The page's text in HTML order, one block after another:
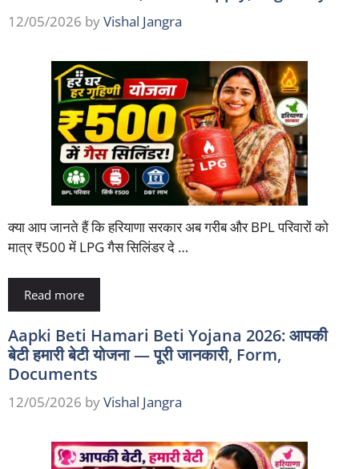
12/05/2026 byVishal Jangra
क्या आप जानते हैं कि हरियाणा सरकार अब गरीब और BPL परिवारों को
मात्र ₹500 में LPG गैस सिलिंडर दे …
Read more
Aapki Beti Hamari Beti Yojana 2026: आपकी
बेटी हमारी बेटी योजना — पूरी जानकारी, Form,
Documents
12/05/2026 byVishal Jangra